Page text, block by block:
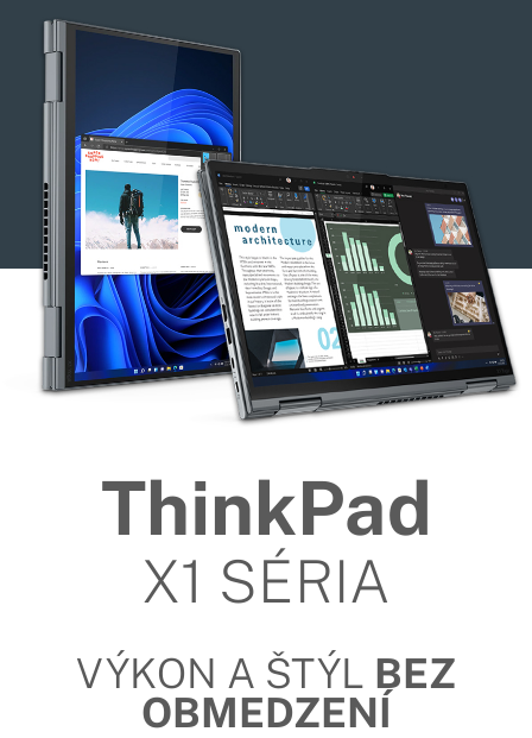
ThinkPad
X1 SÉRIA
VÝKON A ŠTÝL BEZ
OBMEDZENÍ